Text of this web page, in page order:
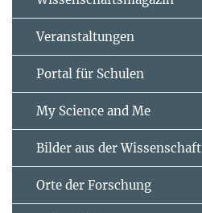
Veranstaltungen
Portal für Schulen
My Science and Me
Bilder aus der Wissenschaft
Orte der Forschung